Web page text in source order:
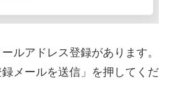
ルアドレス登録があります。
メールを送信」を押してくだ